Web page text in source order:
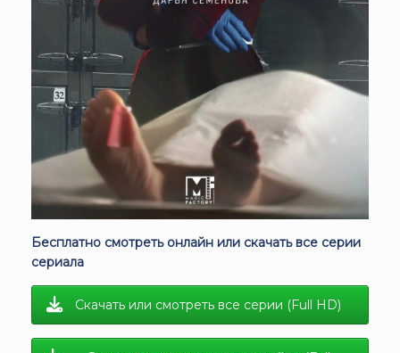
Бесплатно смотреть онлайн или скачать все серии
сериала
Скачать или смотреть все серии (Full HD)